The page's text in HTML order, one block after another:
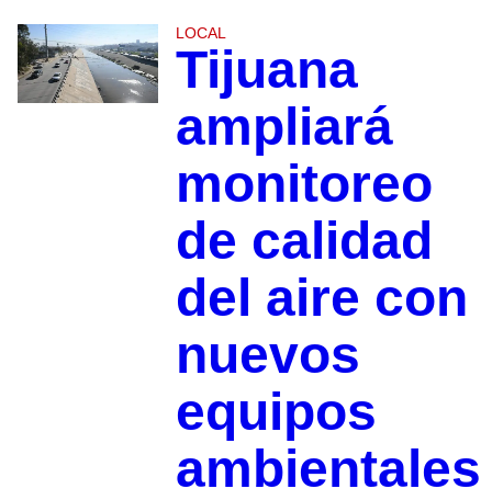
LOCAL
Tijuana
ampliará
monitoreo
de calidad
del aire con
nuevos
equipos
ambientales